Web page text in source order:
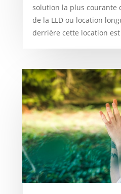
solution la plus courante
de la LLD ou location
derrière cette location